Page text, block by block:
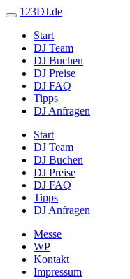
123DJ.de
Start
DJ Team
DJ Buchen
DJ Preise
DJ FAQ
Tipps
DJ Anfragen
Start
DJ Team
DJ Buchen
DJ Preise
DJ FAQ
Tipps
DJ Anfragen
Messe
WP
Kontakt
Impressum